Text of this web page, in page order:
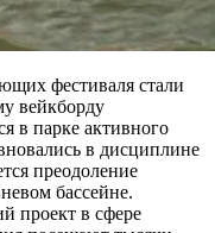
фестиваля стали
вейкборду
парке активного
в дисциплине
преодоление
бассейне.
проект в сфере